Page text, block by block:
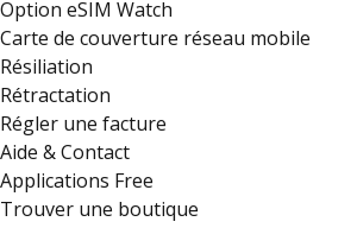
Option eSIM Watch
Carte de couverture réseau mobile
Résiliation
Rétractation
Régler une facture
Aide & Contact
Applications Free
Trouver une boutique